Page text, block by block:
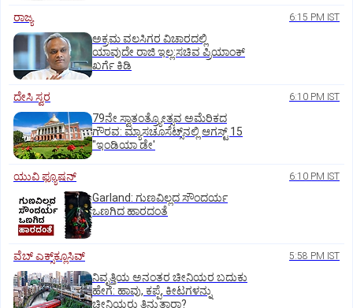
ರಾಜ್ಯ 6:15 PM IST
ಅಕ್ರಮ ವಲಸಿಗರ ವಿಚಾರದಲ್ಲಿ
ಯಾವುದೇ ರಾಜಿ ಇಲ್ಲ:ಸಚಿವ ಪ್ರಿಯಾಂಕ್
ಖರ್ಗೆ ಕಿಡಿ
ದೇಸಿ ಸ್ವರ 6:10 PM IST
79ನೇ ಸ್ವಾತಂತ್ರ್ಯೋತ್ಸವ ಅಮೆರಿಕದ
ಗೌರವ: ಮ್ಯಾಸಚೂಸೆಟ್ಸ್‌ನಲ್ಲಿ ಆಗಸ್ಟ್‌ 15
"ಇಂಡಿಯಾ ಡೇ'
ಯುವಿ ಫ್ಯೂಷನ್ 6:10 PM IST
Garland: ಗುಣವಿಲ್ಲದ ಸೌಂದರ್ಯ
ಒಣಗಿದ ಹಾರದಂತೆ
ವೆಬ್ ಎಕ್ಸ್‌ಕ್ಲೂಸಿವ್ 5:58 PM IST
ನಿವೃತ್ತಿಯ ಅನಂತರ ಚೀನಿಯರ ಬದುಕು
ಹೇಗೆ: ಹಾವು, ಕಪ್ಪೆ, ಕೀಟಗಳನ್ನು
ಚೀನಿಯರು ತಿನ್ನುತ್ತಾರಾ?